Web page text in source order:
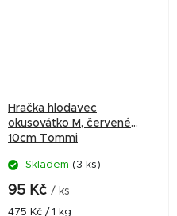
Hračka hlodavec
okusovátko M, červené
10cm Tommi
Skladem (3 ks)
95 Kč / ks
Měrná
475 Kč / 1 kg